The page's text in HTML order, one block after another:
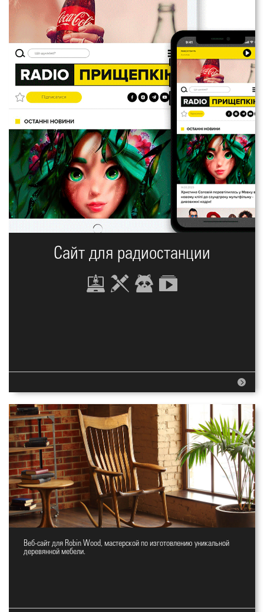
Сайт для радиостанции
Сайт мастерской деревянной
Веб-сайт для Robin Wood, мастерской по изготовлению уникальной
деревянной мебели.